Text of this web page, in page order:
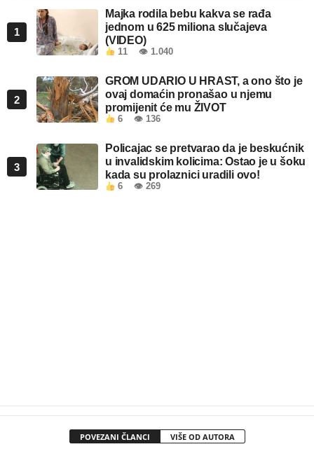
1
Majka rodila bebu kakva se rađa
jednom u 625 miliona slučajeva
(VIDEO)
11 👁 1.040
2
GROM UDARIO U HRAST, a ono što je
ovaj domaćin pronašao u njemu
promijenit će mu ŽIVOT
6 👁 136
3
Policajac se pretvarao da je beskućnik
u invalidskim kolicima: Ostao je u šoku
kada su prolaznici uradili ovo!
6 👁 269
POVEZANI ČLANCI VIŠE OD AUTORA